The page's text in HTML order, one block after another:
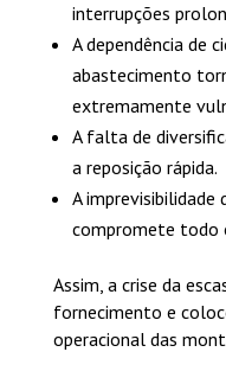
interrupções
A dependência de
abastecimento
extremamente
A falta de
a reposição rápida.
A
compromete todo
Assim, a crise da
fornecimento e
operacional das